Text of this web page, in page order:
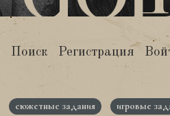
Поиск Регистрация
сюжетные задания игровые